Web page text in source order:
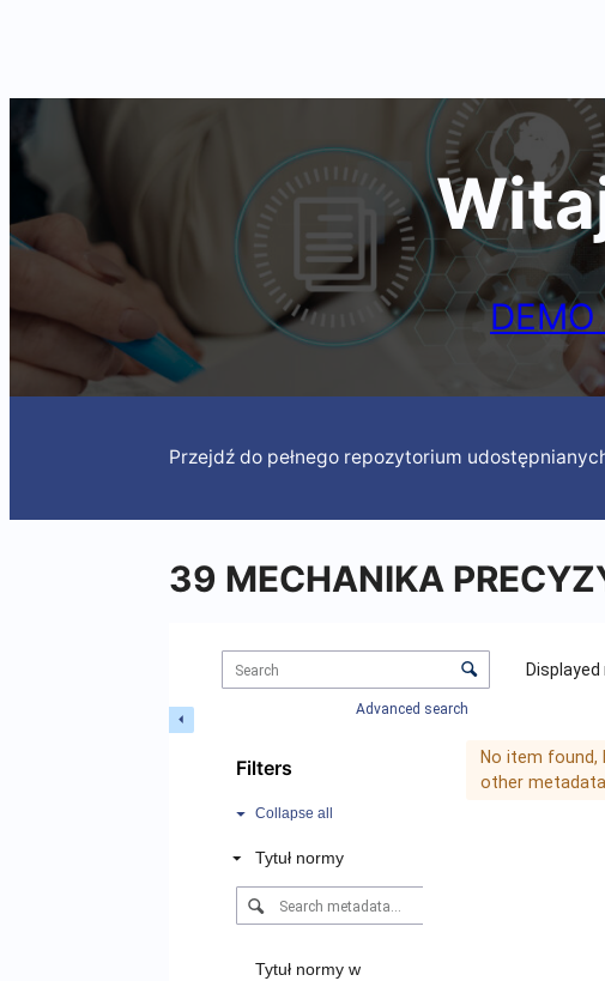
to
Przejdź do pełnego repozytorium
39 MECHANIKA
Sorting
and
visualizationAdvanced search
Filters
Collapse all
Tytuł normy
Tytuł normy w
ItemsNo item
other metadata.